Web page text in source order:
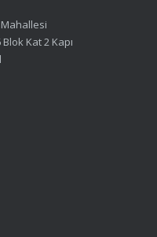
Kat 2 Kapı